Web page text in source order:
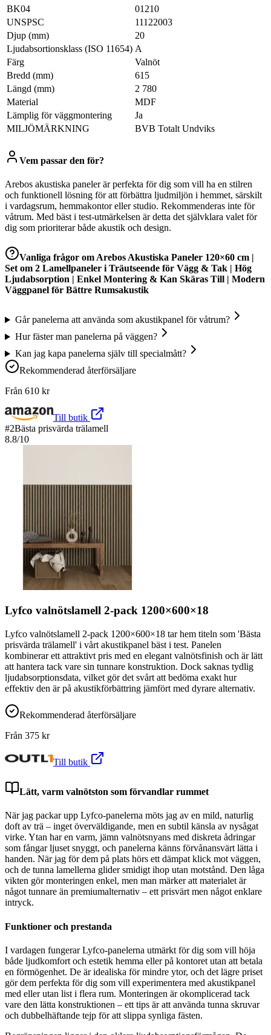
BK04
01210
UNSPSC
11122003
Djup (mm)
20
Ljudabsortionsklass (ISO 11654) A
Färg
Valnöt
Bredd (mm)
615
Längd (mm)
2 780
Material
MDF
Lämplig för väggmontering
Ja
MILJÖMÄRKNING
BVB Totalt Undviks
Vem passar den för?
Arebos akustiska paneler är perfekta för dig som vill ha en stilren
och funktionell lösning för att förbättra ljudmiljön i hemmet, särskilt
i vardagsrum, hemmakontor eller studio. Rekommenderas inte för
våtrum. Med bäst i test-utmärkelsen är detta det självklara valet för
dig som prioriterar både akustik och design.
Vanliga frågor om Arebos Akustiska Paneler 120×60 cm |
Set om 2 Lamellpaneler i Träutseende för Vägg & Tak | Hög
Ljudabsorption | Enkel Montering & Kan Skäras Till | Modern
Väggpanel för Bättre Rumsakustik
Går panelerna att använda som akustikpanel för våtrum?
Hur fäster man panelerna på väggen?
Kan jag kapa panelerna själv till specialmått?
Rekommenderad återförsäljare
Från 610 kr
Till butik
#2Bästa prisvärda trälamell
8.8/10
Lyfco valnötslamell 2-pack 1200×600×18
Lyfco valnötslamell 2-pack 1200×600×18 tar hem titeln som 'Bästa
prisvärda trälamell' i vårt akustikpanel bäst i test. Panelen
kombinerar ett attraktivt pris med en elegant valnötsfinish och är lätt
att hantera tack vare sin tunnare konstruktion. Dock saknas tydlig
ljudabsorptionsdata, vilket gör det svårt att bedöma exakt hur
effektiv den är på akustikförbättring jämfört med dyrare alternativ.
Rekommenderad återförsäljare
Från 375 kr
Till butik
Lätt, varm valnötston som förvandlar rummet
När jag packar upp Lyfco-panelerna möts jag av en mild, naturlig
doft av trä – inget överväldigande, men en subtil känsla av nysågat
virke. Ytan har en varm, jämn valnötsnyans med diskreta ådringar
som fångar ljuset snyggt, och panelerna känns förvånansvärt lätta i
handen. När jag för dem på plats hörs ett dämpat klick mot väggen,
och de tunna lamellerna glider smidigt ihop utan motstånd. Den låga
vikten gör monteringen enkel, men man märker att materialet är
något tunnare än premiumalternativ – ett prisvärt men något enklare
intryck.
Funktioner och prestanda
I vardagen fungerar Lyfco-panelerna utmärkt för dig som vill höja
både ljudkomfort och estetik hemma eller på kontoret utan att betala
en förmögenhet. De är idealiska för mindre ytor, och det lägre priset
gör dem perfekta för dig som vill experimentera med akustikpanel
med eller utan list i flera rum. Monteringen är okomplicerad tack
vare den lätta konstruktionen – ett tips är att använda tunna skruvar
och dubbelhäftande tejp för att slippa synliga fästen.